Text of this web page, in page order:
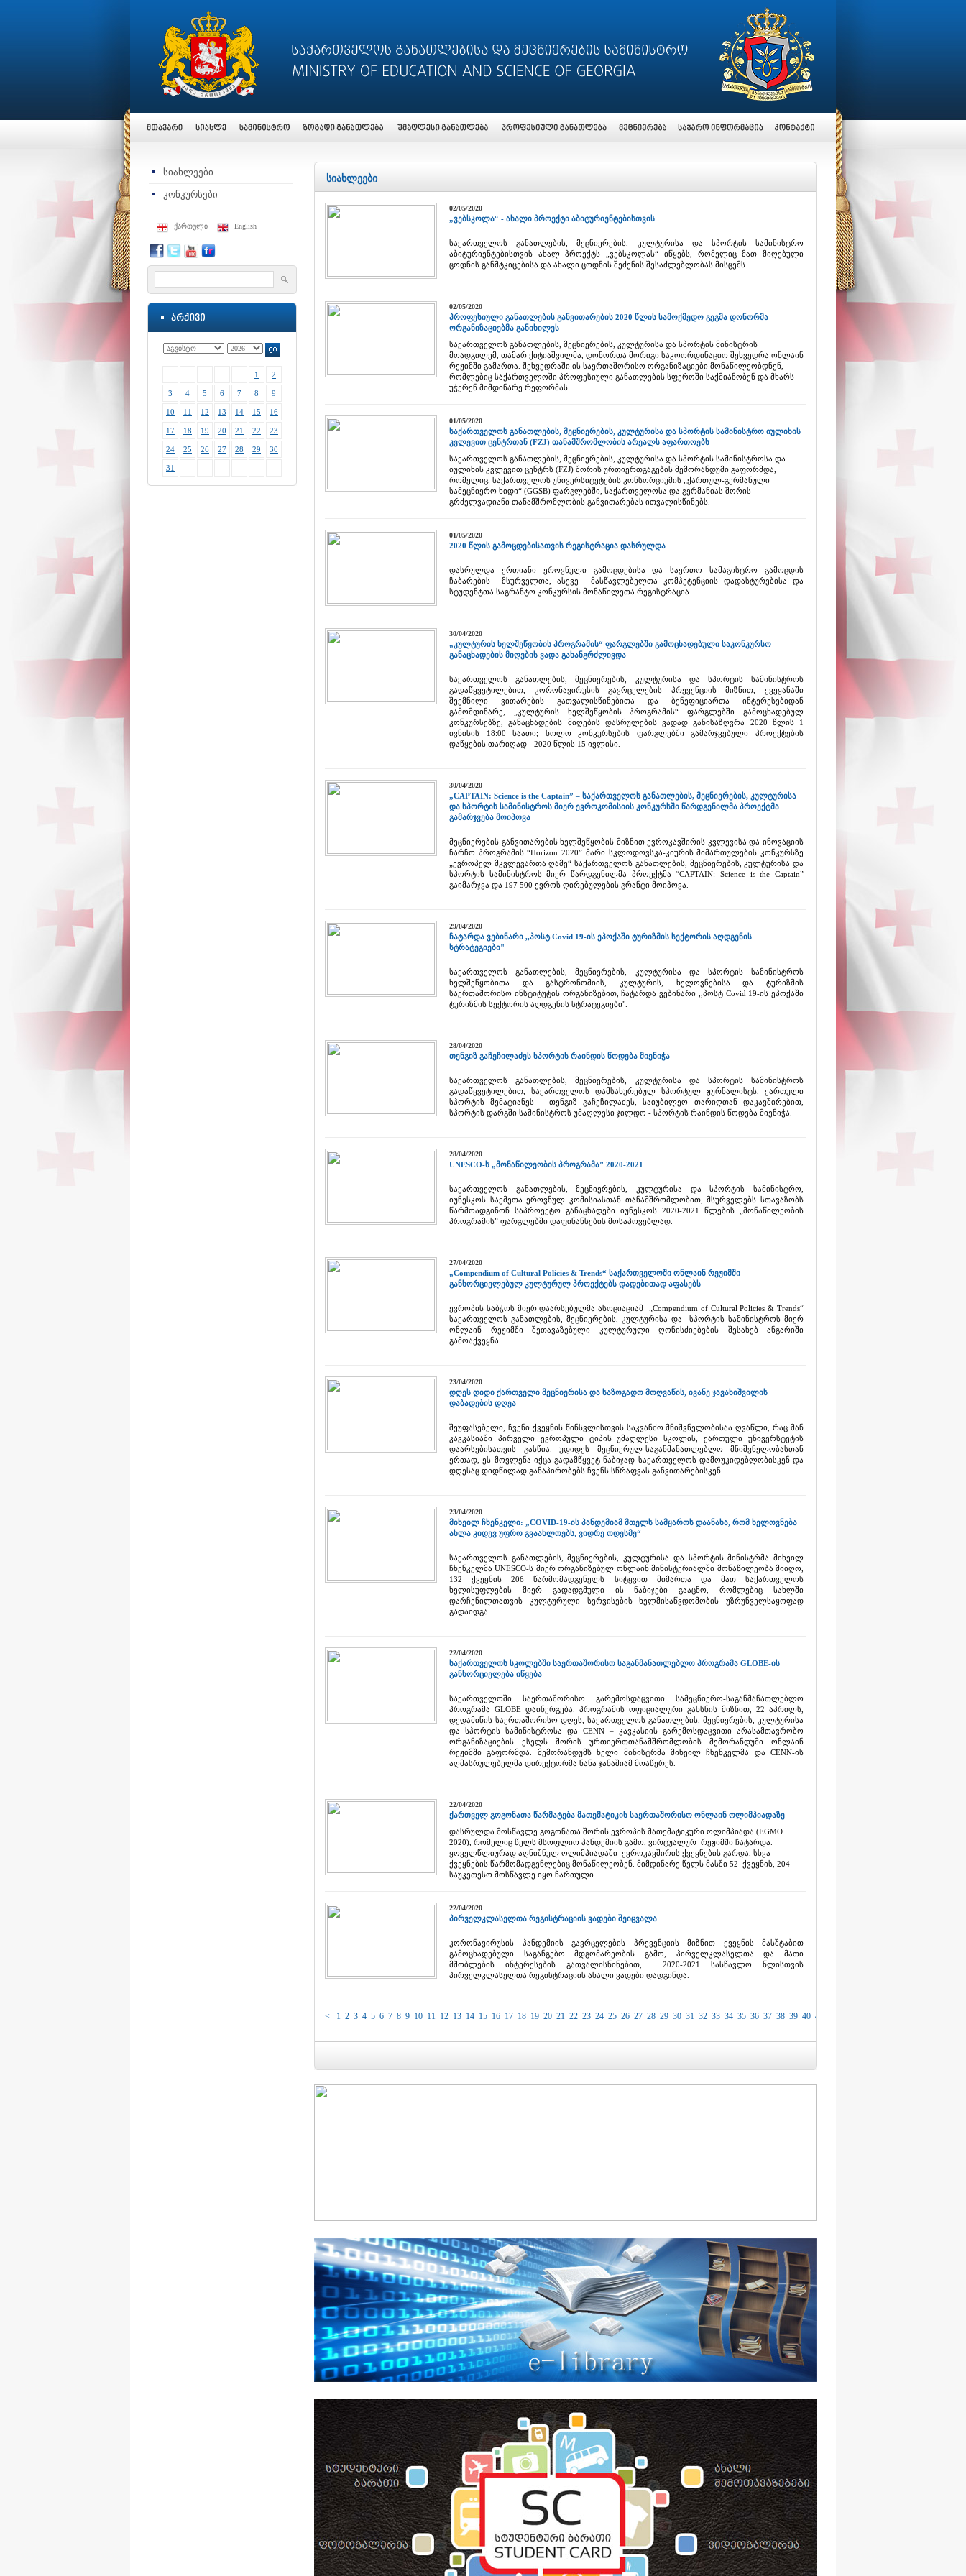
სიახლეები
კონკურსები
ქართული English
1 2
3 4 5 6 7 8 9
10 11 12 13 14 15 16
17 18 19 20 21 22 23
24 25 26 27 28 29 30
31
სიახლეები
02/05/2020
„ვებსკოლა“ - ახალი პროექტი აბიტურიენტებისთვის
საქართველოს განათლების, მეცნიერების, კულტურისა და სპორტის სამინისტრო
აბიტურიენტებისთვის ახალ პროექტს „ვებსკოლას“ იწყებს, რომელიც მათ მიღებული
ცოდნის განმტკიცებისა და ახალი ცოდნის შეძენის შესაძლებლობას მისცემს.
02/05/2020
პროფესიული განათლების განვითარების 2020 წლის სამოქმედო გეგმა დონორმა
ორგანიზაციებმა განიხილეს
საქართველოს განათლების, მეცნიერების, კულტურისა და სპორტის მინისტრის
მოადგილემ, თამარ ქიტიაშვილმა, დონორთა მორიგი საკოორდინაციო შეხვედრა ონლაინ
რეჟიმში გამართა. შეხვედრაში ის საერთაშორისო ორგანიზაციები მონაწილეობდნენ,
რომლებიც საქართველოში პროფესიული განათლების სფეროში საქმიანობენ და მხარს
უჭერენ მიმდინარე რეფორმას.
01/05/2020
საქართველოს განათლების, მეცნიერების, კულტურისა და სპორტის სამინისტრო იულიხის
კვლევით ცენტრთან (FZJ) თანამშრომლობის არეალს აფართოებს
საქართველოს განათლების, მეცნიერების, კულტურისა და სპორტის სამინისტროსა და
იულიხის კვლევით ცენტრს (FZJ) შორის ურთიერთგაგების მემორანდუმი გაფორმდა,
რომელიც, საქართველოს უნივერსიტეტების კონსორციუმის „ქართულ-გერმანული
სამეცნიერო ხიდი“ (GGSB) ფარგლებში, საქართველოსა და გერმანიას შორის
გრძელვადიანი თანამშრომლობის განვითარებას ითვალისწინებს.
01/05/2020
2020 წლის გამოცდებისათვის რეგისტრაცია დასრულდა
დასრულდა ერთიანი ეროვნული გამოცდებისა და საერთო სამაგისტრო გამოცდის
ჩაბარების მსურველთა, ასევე მასწავლებელთა კომპეტენციის დადასტურებისა და
სტუდენტთა საგრანტო კონკურსის მონაწილეთა რეგისტრაცია.
30/04/2020
„კულტურის ხელშეწყობის პროგრამის“ ფარგლებში გამოცხადებული საკონკურსო
განაცხადების მიღების ვადა გახანგრძლივდა
საქართველოს განათლების, მეცნიერების, კულტურისა და სპორტის სამინისტროს
გადაწყვეტილებით, კორონავირუსის გავრცელების პრევენციის მიზნით, ქვეყანაში
შექმნილი ვითარების გათვალისწინებითა და ბენეფიციართა ინტერესებიდან
გამომდინარე, „კულტურის ხელშეწყობის პროგრამის“ ფარგლებში გამოცხადებულ
კონკურსებზე, განაცხადების მიღების დასრულების ვადად განისაზღვრა 2020 წლის 1
ივნისის 18:00 საათი; ხოლო კონკურსების ფარგლებში გამარჯვებული პროექტების
დაწყების თარიღად - 2020 წლის 15 ივლისი.
30/04/2020
„CAPTAIN: Science is the Captain” – საქართველოს განათლების, მეცნიერების, კულტურისა
და სპორტის სამინისტროს მიერ ევროკომისიის კონკურსში წარდგენილმა პროექტმა
გამარჯვება მოიპოვა
მეცნიერების განვითარების ხელშეწყობის მიზნით ევროკავშირის კვლევისა და ინოვაციის
ჩარჩო პროგრამის “Horizon 2020” მარი სკლოდოვსკა-კიურის მიმართულების კონკურსზე
„ევროპელ მკვლევართა ღამე“ საქართველოს განათლების, მეცნიერების, კულტურისა და
სპორტის სამინისტროს მიერ წარდგენილმა პროექტმა “CAPTAIN: Science is the Captain”
გაიმარჯვა და 197 500 ევროს ღირებულების გრანტი მოიპოვა.
29/04/2020
ჩატარდა ვებინარი ,,პოსტ Covid 19-ის ეპოქაში ტურიზმის სექტორის აღდგენის
სტრატეგიები"
საქართველოს განათლების, მეცნიერების, კულტურისა და სპორტის სამინისტროს
ხელშეწყობითა და გასტრონომიის, კულტურის, ხელოვნებისა და ტურიზმის
საერთაშორისო ინსტიტუტის ორგანიზებით, ჩატარდა ვებინარი ,,პოსტ Covid 19-ის ეპოქაში
ტურიზმის სექტორის აღდგენის სტრატეგიები".
28/04/2020
თენგიზ გაჩეჩილაძეს სპორტის რაინდის წოდება მიენიჭა
საქართველოს განათლების, მეცნიერების, კულტურისა და სპორტის სამინისტროს
გადაწყვეტილებით, საქართველოს დამსახურებულ სპორტულ ჟურნალისტს, ქართული
სპორტის მემატიანეს - თენგიზ გაჩეჩილაძეს, საიუბილეო თარიღთან დაკავშირებით,
სპორტის დარგში სამინისტროს უმაღლესი ჯილდო - სპორტის რაინდის წოდება მიენიჭა.
28/04/2020
UNESCO-ს „მონაწილეობის პროგრამა” 2020-2021
საქართველოს განათლების, მეცნიერების, კულტურისა და სპორტის სამინისტრო,
იუნესკოს საქმეთა ეროვნულ კომისიასთან თანამშრომლობით, მსურველებს სთავაზობს
წარმოადგინონ საპროექტო განაცხადები იუნესკოს 2020-2021 წლების „მონაწილეობის
პროგრამის” ფარგლებში დაფინანსების მოსაპოვებლად.
27/04/2020
„Compendium of Cultural Policies & Trends“ საქართველოში ონლაინ რეჟიმში
განხორციელებულ კულტურულ პროექტებს დადებითად აფასებს
ევროპის საბჭოს მიერ დაარსებულმა ასოციაციამ „Compendium of Cultural Policies & Trends“
საქართველოს განათლების, მეცნიერების, კულტურისა და სპორტის სამინისტროს მიერ
ონლაინ რეჟიმში შეთავაზებული კულტურული ღონისძიებების შესახებ ანგარიში
გამოაქვეყნა.
23/04/2020
დღეს დიდი ქართველი მეცნიერისა და საზოგადო მოღვაწის, ივანე ჯავახიშვილის
დაბადების დღეა
შეუფასებელი, ჩვენი ქვეყნის წინსვლისთვის საკვანძო მნიშვნელობისაა ღვაწლი, რაც მან
კავკასიაში პირველი ევროპული ტიპის უმაღლესი სკოლის, ქართული უნივერსტეტის
დაარსებისათვის გასწია. უდიდეს მეცნიერულ-საგანმანათლებლო მნიშვნელობასთან
ერთად, ეს მოვლენა იქცა გადამწყვეტ ნაბიჯად საქართველოს დამოუკიდებლობისკენ და
დღესაც დიდწილად განაპირობებს ჩვენს სწრაფვას განვითარებისკენ.
23/04/2020
მიხეილ ჩხენკელი: „COVID-19-ის პანდემიამ მთელს სამყაროს დაანახა, რომ ხელოვნება
ახლა კიდევ უფრო გვაახლოებს, ვიდრე ოდესმე“
საქართველოს განათლების, მეცნიერების, კულტურისა და სპორტის მინისტრმა მიხეილ
ჩხენკელმა UNESCO-ს მიერ ორგანიზებულ ონლაინ მინისტერიალში მონაწილეობა მიიღო,
132 ქვეყნის 206 წარმომადგენელს სიტყვით მიმართა და მათ საქართველოს
ხელისუფლების მიერ გადადგმული ის ნაბიჯები გააცნო, რომლებიც სახლში
დარჩენილთათვის კულტურული სერვისების ხელმისაწვდომობის უზრუნველსაყოფად
გადაიდგა.
22/04/2020
საქართველოს სკოლებში საერთაშორისო საგანმანათლებლო პროგრამა GLOBE-ის
განხორციელება იწყება
საქართველოში საერთაშორისო გარემოსდაცვითი სამეცნიერო-საგანმანათლებლო
პროგრამა GLOBE დაინერგება. პროგრამის ოფიციალური გახსნის მიზნით, 22 აპრილს,
დედამიწის საერთაშორისო დღეს, საქართველოს განათლების, მეცნიერების, კულტურისა
და სპორტის სამინისტროსა და CENN – კავკასიის გარემოსდაცვითი არასამთავრობო
ორგანიზაციების ქსელს შორის ურთიერთთანამშრომლობის მემორანდუმი ონლაინ
რეჟიმში გაფორმდა. მემორანდუმს ხელი მინისტრმა მიხეილ ჩხენკელმა და CENN-ის
აღმასრულებელმა დირექტორმა ნანა ჯანაშიამ მოაწერეს.
22/04/2020
ქართველ გოგონათა წარმატება მათემატიკის საერთაშორისო ონლაინ ოლიმპიადაზე
დასრულდა მოსწავლე გოგონათა შორის ევროპის მათემატიკური ოლიმპიადა (EGMO
2020), რომელიც წელს მსოფლიო პანდემიის გამო, ვირტუალურ რეჟიმში ჩატარდა.
ყოველწლიურად აღნიშნულ ოლიმპიადაში ევროკავშირის ქვეყნების გარდა, სხვა
ქვეყნების წარმომადგენლებიც მონაწილეობენ. მიმდინარე წელს მასში 52 ქვეყნის, 204
საუკეთესო მოსწავლე იყო ჩართული.
22/04/2020
პირველკლასელთა რეგისტრაციის ვადები შეიცვალა
კორონავირუსის პანდემიის გავრცელების პრევენციის მიზნით ქვეყნის მასშტაბით
გამოცხადებული საგანგებო მდგომარეობის გამო, პირველკლასელთა და მათი
მშობლების ინტერესების გათვალისწინებით, 2020-2021 სასწავლო წლისთვის
პირველკლასელთა რეგისტრაციის ახალი ვადები დადგინდა.
< 1 2 3 4 5 6 7 8 9 10 11 12 13 14 15 16 17 18 19 20 21 22 23 24 25 26 27 28 29 30 31 32 33 34 35 36 37 38 39 40 41